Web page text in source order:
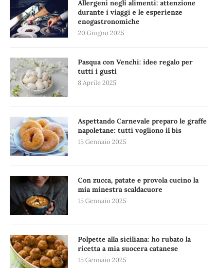
Allergeni negli alimenti: attenzione
durante i viaggi e le esperienze
enogastronomiche
20 Giugno 2025
Pasqua con Venchi: idee regalo per
tutti i gusti
8 Aprile 2025
Aspettando Carnevale preparo le graffe
napoletane: tutti vogliono il bis
15 Gennaio 2025
Con zucca, patate e provola cucino la
mia minestra scaldacuore
15 Gennaio 2025
Polpette alla siciliana: ho rubato la
ricetta a mia suocera catanese
15 Gennaio 2025